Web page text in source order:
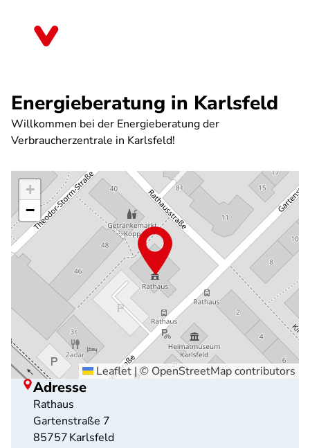
Energieberatung in Karlsfeld
Willkommen bei der Energieberatung der
Verbraucherzentrale in Karlsfeld!
+
−
Leaflet|© OpenStreetMapcontributors
Adresse
Rathaus
Gartenstraße 7
85757Karlsfeld